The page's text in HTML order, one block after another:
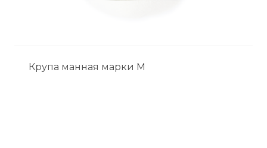
Крупа манная марки М